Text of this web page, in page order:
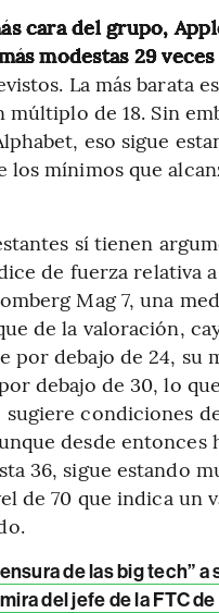
cara del grupo,
modestas 29 veces
La más barata es
múltiplo de 18. Sin
eso sigue
los mínimos que
sí tienen
de fuerza relativa a
Mag 7, una
de la valoración,
por debajo de 24, su
debajo de 30, lo que
sugiere condiciones
desde entonces
36, sigue estando
de 70 que indica un
de las big tech” a
del jefe de la FTC de